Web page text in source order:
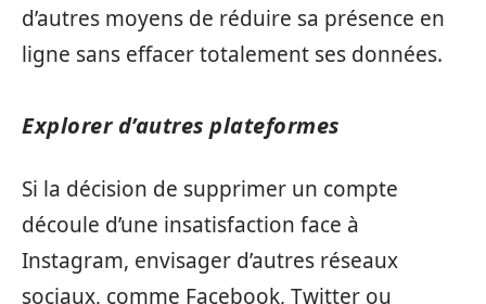
d’autres moyens de réduire sa présence en
ligne sans effacer totalement ses données.
Explorer d’autres plateformes
Si la décision de supprimer un compte
découle d’une insatisfaction face à
Instagram, envisager d’autres réseaux
sociaux, comme Facebook, Twitter ou